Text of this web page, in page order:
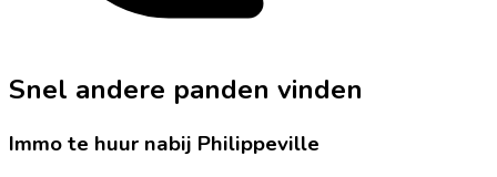
Snel andere panden vinden
Immo te huur nabij Philippeville